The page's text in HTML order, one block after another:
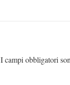
I campi obbligatori